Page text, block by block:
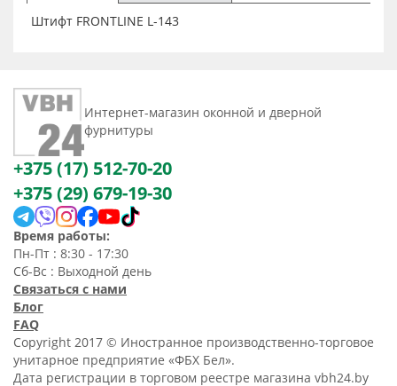
Штифт FRONTLINE L-143
Интернет-магазин оконной и дверной
фурнитуры
+375 (17) 512-70-20
+375 (29) 679-19-30
Время работы:
Пн-Пт : 8:30 - 17:30
Сб-Вс : Выходной день
Связаться с нами
Блог
FAQ
Copyright 2017 © Иностранное производственно-торговое
унитарное предприятие «ФБХ Бел».
Дата регистрации в торговом реестре магазина vbh24.by